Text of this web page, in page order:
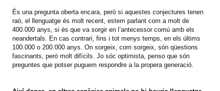
És una pregunta oberta encara, però si aquestes conjectures tenen
raó, el llenguatge és molt recent, estem parlant com a molt de
400.000 anys, si és que va sorgir en l’antecessor comú amb els
neandertals. En cas contrari, fins i tot menys temps, en els últims
100.000 o 200.000 anys. On sorgeix, com sorgeix, són qüestions
fascinants, però molt difícils. Jo sóc optimista, penso que són
preguntes que potser puguem respondre a la propera generació.